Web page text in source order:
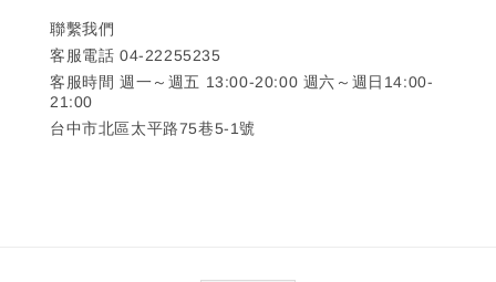
聯繫我們
客服電話 04-22255235
客服時間 週一～週五 13:00-20:00 週六～週日14:00-
21:00
台中市北區太平路75巷5-1號